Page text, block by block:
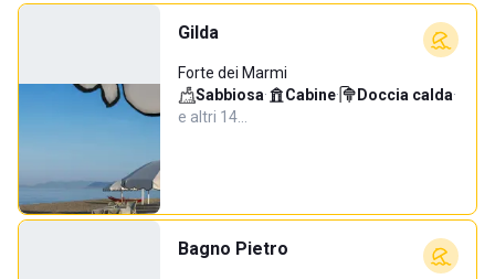
Gilda
Forte dei Marmi
Sabbiosa· Cabine· Doccia calda·
e altri 14…
Bagno Pietro